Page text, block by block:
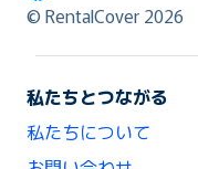
RentalCover
© RentalCover 2026
私たちとつながる
私たちについて